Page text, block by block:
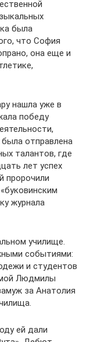
была
что София
она еще и
нашла уже в
победу
отправлена
талантов, где
лет успех
пророчили
журнала
училище.
событиями:
и студентов
Людмилы
за Анатолия
ей дали